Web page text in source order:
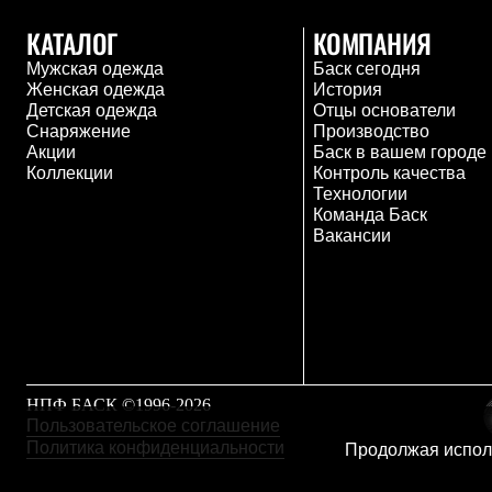
Брюки
Софтшелл одежда
Куртки
Флисовая одежда
Куртки
Брюки
Жилеты
Комбинезоны
Легкоходные
Альпинистские
Городские
Аксессуары для рюкзаков
КАТАЛОГ
Мужская одежда
Женская одежда
Детская одежда
Снаряжение
Акции
Коллекции
КОМПАНИЯ
Баск сегодня
История
Отцы основатели
Производство
Баск в вашем городе
Контроль качества
Технологии
Команда Баск
Вакансии
НПФ БАСК ©1996-2026
Пользовательское соглашение
Политика конфиденциальности
Продолжая